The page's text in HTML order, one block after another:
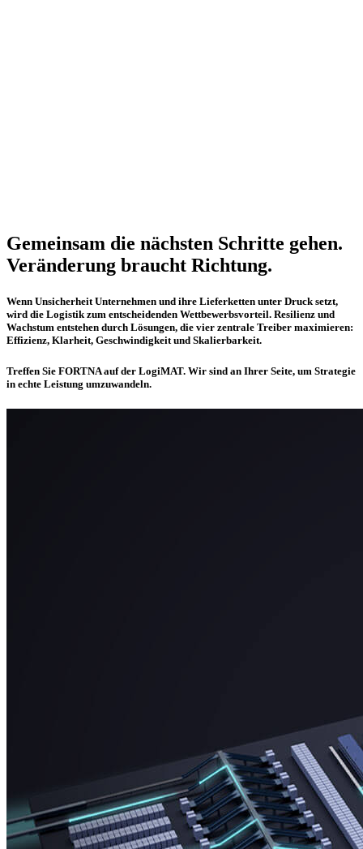
Gemeinsam die nächsten Schritte gehen.
Veränderung braucht Richtung.
Wenn Unsicherheit Unternehmen und ihre Lieferketten unter Druck setzt,
wird die Logistik zum entscheidenden Wettbewerbsvorteil. Resilienz und
Wachstum entstehen durch Lösungen, die vier zentrale Treiber maximieren:
Effizienz, Klarheit, Geschwindigkeit und Skalierbarkeit.
Treffen Sie FORTNA auf der LogiMAT. Wir sind an Ihrer Seite, um Strategie
in echte Leistung umzuwandeln.